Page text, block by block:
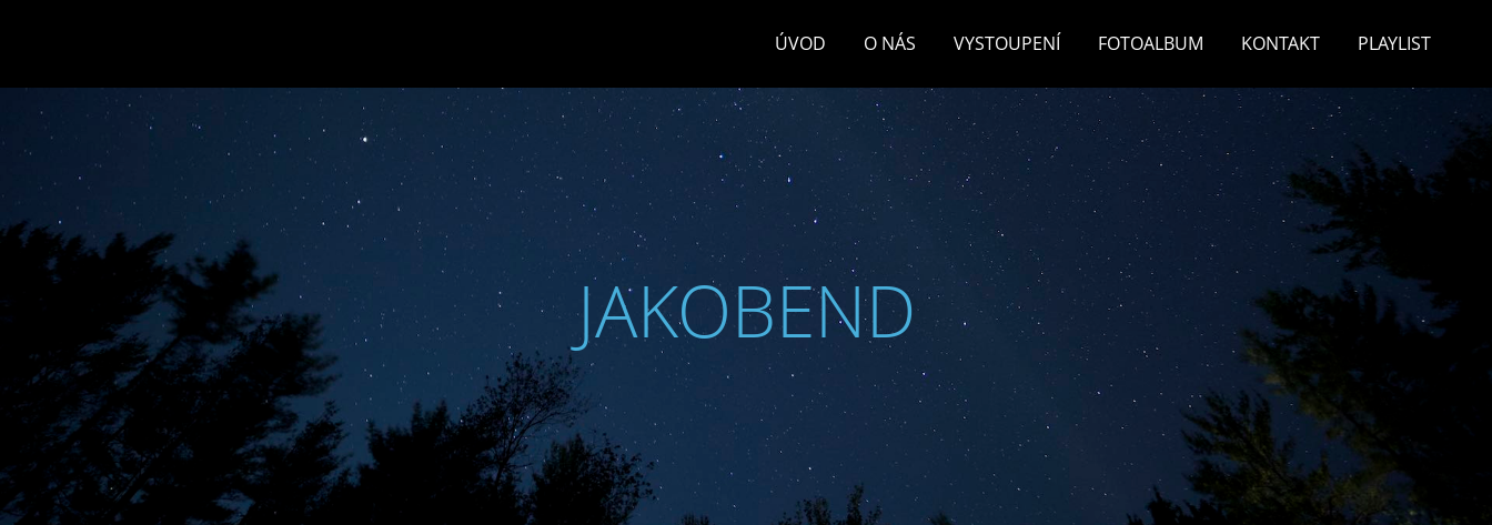
ÚVOD O NÁS VYSTOUPENÍ FOTOALBUM KONTAKT PLAYLIST
JAKOBEND